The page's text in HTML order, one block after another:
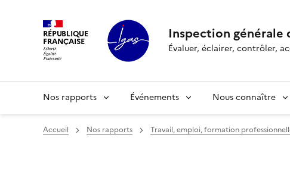
RÉPUBLIQUE
FRANÇAISE Inspection générale
Évaluer, éclairer, contrôler,
Nos rapports Événements Nous connaître
Accueil Nos rapports Travail, emploi, formation